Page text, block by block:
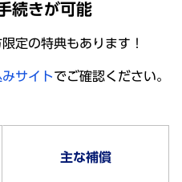
続きが可能
定の特典もあります！
サイトでご確認ください。
主な補償